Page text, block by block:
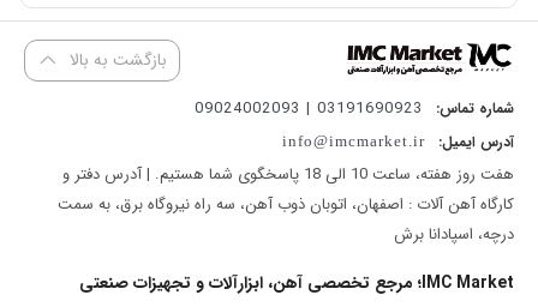
بازگشت به بالا
شماره تماس: 03191690923 | 09024002093
آدرس ایمیل: info@imcmarket.ir
هفت روز هفته، ساعت 10 الی 18 پاسخگوی شما هستیم. | آدرس دفتر و
کارگاه آهن آلات : اصفهان، اتوبان ذوب آهن، سه راه نیروگاه برق، به سمت
درچه، اسپادانا برش
IMC Market؛ مرجع تخصصی آهن، ابزارآلات و تجهیزات صنعتی